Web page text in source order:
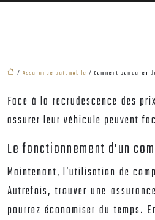
/ Assurance automobile / Comment comparer
Face à la recrudescence des
assurer leur véhicule peuvent
Le fonctionnement d’un
Maintenant, l’utilisation de
Autrefois, trouver une
pourrez économiser du temps.